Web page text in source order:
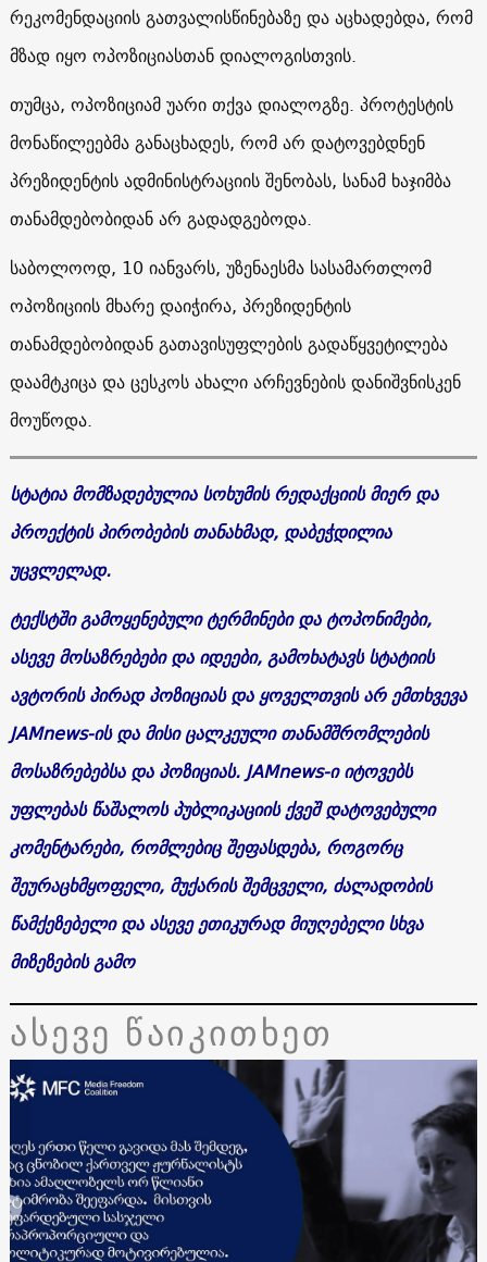
რეკომენდაციის გათვალისწინებაზე და აცხადებდა, რომ
მზად იყო ოპოზიციასთან დიალოგისთვის.
თუმცა, ოპოზიციამ უარი თქვა დიალოგზე. პროტესტის
მონაწილეებმა განაცხადეს, რომ არ დატოვებდნენ
პრეზიდენტის ადმინისტრაციის შენობას, სანამ ხაჯიმბა
თანამდებობიდან არ გადადგებოდა.
საბოლოოდ, 10 იანვარს, უზენაესმა სასამართლომ
ოპოზიციის მხარე დაიჭირა, პრეზიდენტის
თანამდებობიდან გათავისუფლების გადაწყვეტილება
დაამტკიცა და ცესკოს ახალი არჩევნების დანიშვნისკენ
მოუწოდა.
სტატია მომზადებულია სოხუმის რედაქციის მიერ და
პროექტის პირობების თანახმად, დაბეჭდილია
უცვლელად.
ტექსტში გამოყენებული ტერმინები და ტოპონიმები,
ასევე მოსაზრებები და იდეები, გამოხატავს სტატიის
ავტორის პირად პოზიციას და ყოველთვის არ ემთხვევა
JAMnews-ის და მისი ცალკეული თანამშრომლების
მოსაზრებებსა და პოზიციას. JAMnews-ი იტოვებს
უფლებას წაშალოს პუბლიკაციის ქვეშ დატოვებული
კომენტარები, რომლებიც შეფასდება, როგორც
შეურაცხმყოფელი, მუქარის შემცველი, ძალადობის
წამქეზებელი და ასევე ეთიკურად მიუღებელი სხვა
მიზეზების გამო
ასევე წაიკითხეთ